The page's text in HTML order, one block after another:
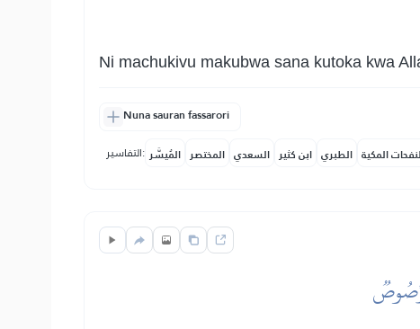
Ni machukivu makubwa sana kutoka kwa
Nuna sauran fassarori
التفاسير: المُيسَّر المختصر السعدي ابن كثير الطبري المكية